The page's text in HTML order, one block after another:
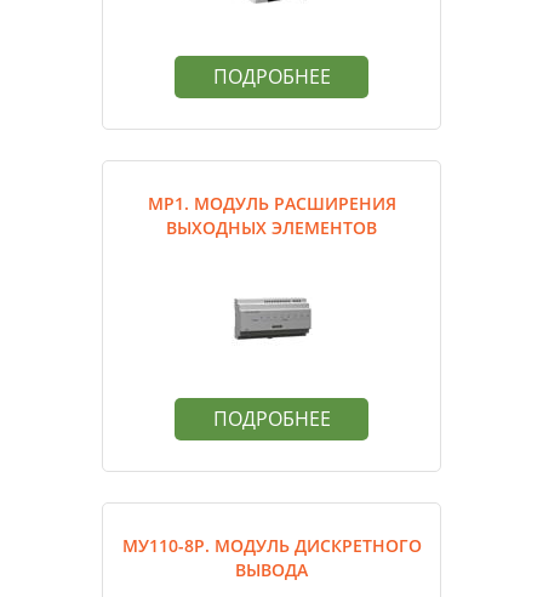
ПОДРОБНЕЕ
МР1. МОДУЛЬ РАСШИРЕНИЯ
ВЫХОДНЫХ ЭЛЕМЕНТОВ
ПОДРОБНЕЕ
МУ110-8Р. МОДУЛЬ ДИСКРЕТНОГО
ВЫВОДА